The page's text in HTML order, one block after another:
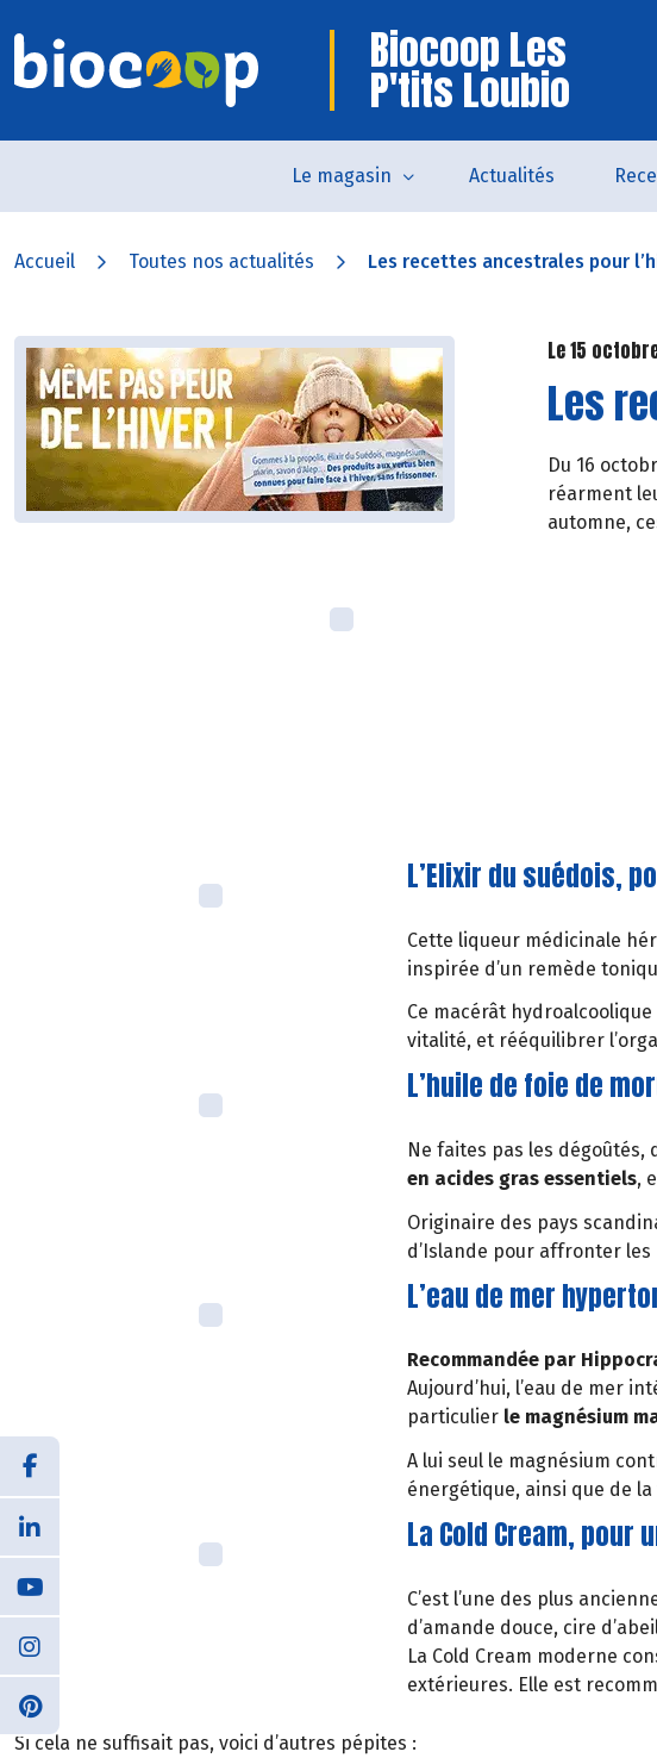
Biocoop Les
P'tits Loubio
Le magasin Actualités
Accueil Toutes nos actualités Les recettes ancestrales pour
Le 15
Les
Du 16
réarment
automne,
L’Elixir du suédois,
Cette liqueur médicinale
inspirée d’un remède
Ce macérât hydroalcoolique
vitalité, et rééquilibrer
L’huile de foie de
Ne faites pas les dégoûtés,
en acides gras essentiels,
Originaire des pays
d’Islande pour affronter les
L’eau de mer
Recommandée par
Aujourd’hui, l’eau de mer
particulier le magnésium
A lui seul le magnésium
énergétique, ainsi que de
La Cold Cream, pour
C’est l’une des plus
d’amande douce, cire
La Cold Cream moderne
extérieures. Elle est
Si cela ne suffisait pas, voici d’autres pépites :